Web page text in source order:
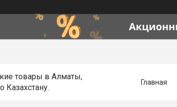
товары в Алматы,
Казахстану.
Главная